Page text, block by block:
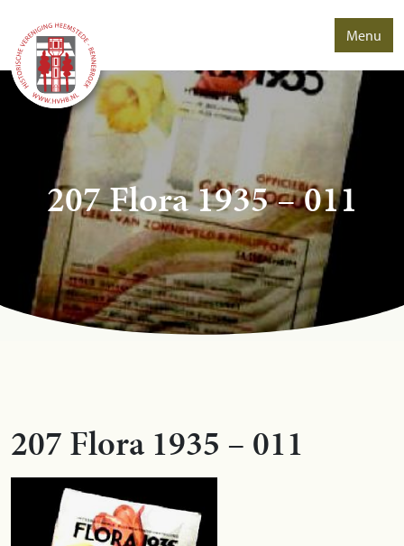
Menu
207 Flora 1935 – 011
207 Flora 1935 – 011